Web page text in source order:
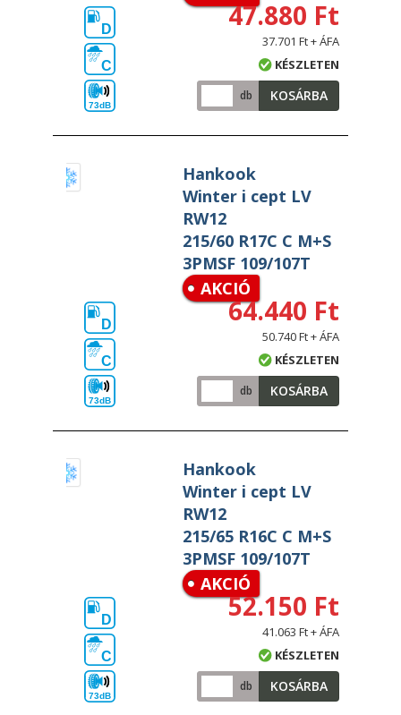
D
C
73dB
47.880 Ft
37.701 Ft + ÁFA
KÉSZLETEN
db KOSÁRBA
Hankook
Winter i cept LV
RW12
215/60 R17C C M+S
3PMSF 109/107T
AKCIÓ
D
C
73dB
64.440 Ft
50.740 Ft + ÁFA
KÉSZLETEN
db KOSÁRBA
Hankook
Winter i cept LV
RW12
215/65 R16C C M+S
3PMSF 109/107T
AKCIÓ
D
C
73dB
52.150 Ft
41.063 Ft + ÁFA
KÉSZLETEN
db KOSÁRBA